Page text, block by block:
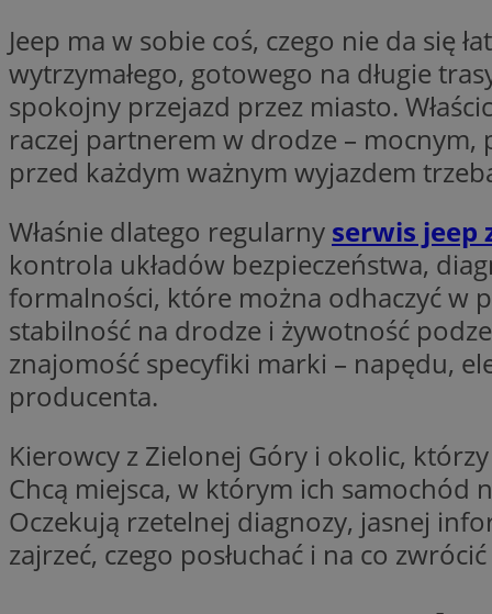
Jeep ma w sobie coś, czego nie da się
wytrzymałego, gotowego na długie
spokojny przejazd przez miasto.
raczej partnerem w drodze –
przed każdym ważnym wyjazdem
Właśnie dlatego regularny serwis jeep
kontrola układów bezpieczeństwa,
formalności, które można odhaczyć w
stabilność na drodze i żywotność
znajomość specyfiki marki – napędu,
producenta.
Kierowcy z Zielonej Góry i okolic, którzy
Chcą miejsca, w którym ich
Oczekują rzetelnej diagnozy, jasnej
zajrzeć, czego posłuchać i na co
_ga_L2744325BY
_ga
tt_viewer
DSID
__mguid_